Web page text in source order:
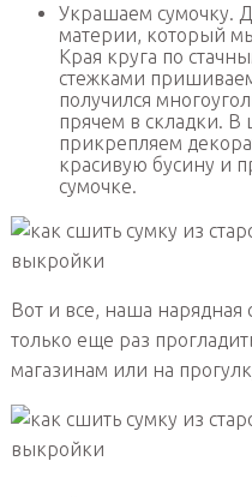
Украшаем сумочку.
материи, который
Края круга по
стежками
получился
прячем в складки. В
прикрепляем
красивую бусину и
сумочке.
Вот и все, наша нарядная
только еще раз
магазинам или на